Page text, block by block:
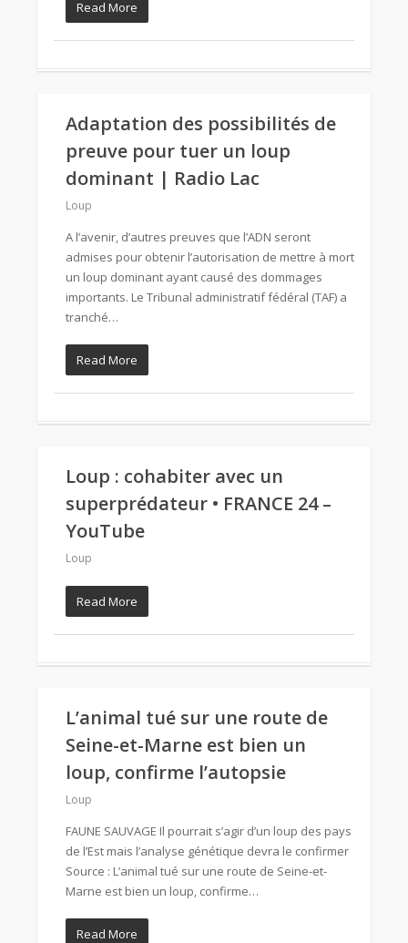
Read More
Adaptation des possibilités de
preuve pour tuer un loup
dominant | Radio Lac
Loup
A l’avenir, d’autres preuves que l’ADN seront
admises pour obtenir l’autorisation de mettre à mort
un loup dominant ayant causé des dommages
importants. Le Tribunal administratif fédéral (TAF) a
tranché…
Read More
Loup : cohabiter avec un
superprédateur • FRANCE 24 –
YouTube
Loup
Read More
L’animal tué sur une route de
Seine-et-Marne est bien un
loup, confirme l’autopsie
Loup
FAUNE SAUVAGE Il pourrait s’agir d’un loup des pays
de l’Est mais l’analyse génétique devra le confirmer
Source : L’animal tué sur une route de Seine-et-
Marne est bien un loup, confirme…
Read More